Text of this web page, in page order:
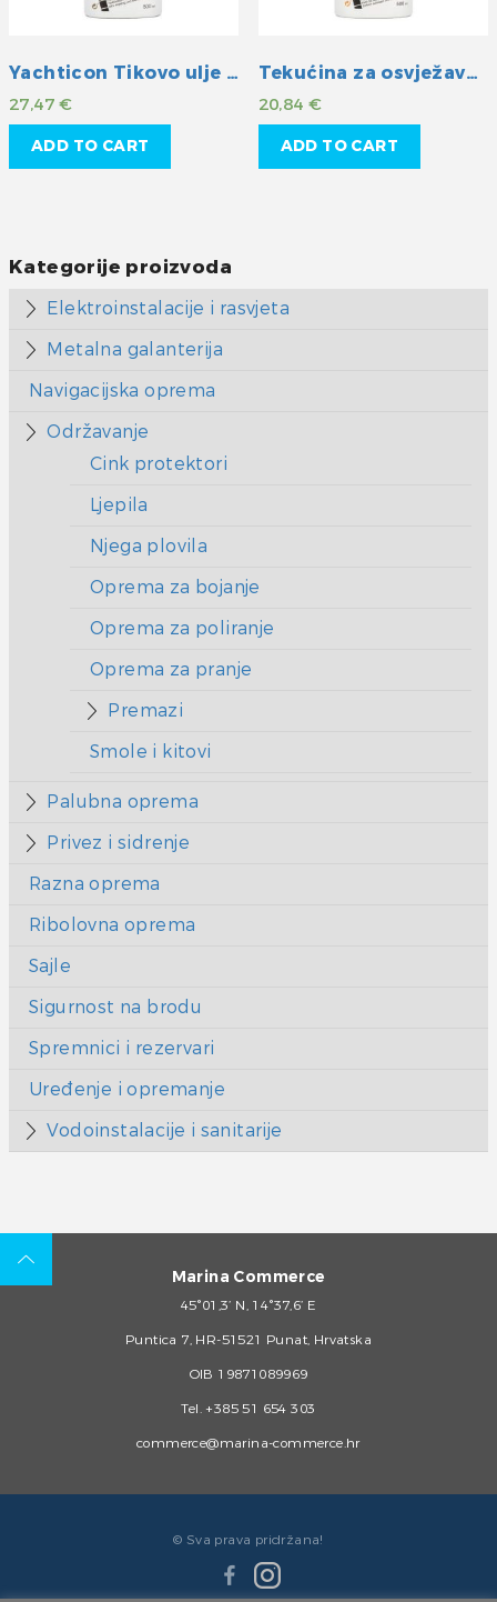
Yachticon Tikovo ulje golden klassik
27,47€
ADD TO CART
Tekućina za osvježavanje boje drveta
20,84€
ADD TO CART
Kategorije proizvoda
Elektroinstalacije i rasvjeta
Metalna galanterija
Navigacijska oprema
Održavanje
Cink protektori
Ljepila
Njega plovila
Oprema za bojanje
Oprema za poliranje
Oprema za pranje
Premazi
Smole i kitovi
Palubna oprema
Privez i sidrenje
Razna oprema
Ribolovna oprema
Sajle
Sigurnost na brodu
Spremnici i rezervari
Uređenje i opremanje
Vodoinstalacije i sanitarije
Marina Commerce
45°01,3’ N, 14°37,6’ E
Puntica 7, HR-51521 Punat, Hrvatska
OIB 19871089969
Tel. +385 51 654 303
commerce@marina-commerce.hr
© Sva prava pridržana!